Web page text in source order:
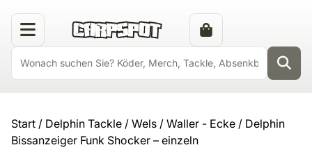
Start / Delphin Tackle / Wels / Waller - Ecke / Delphin
Bissanzeiger Funk Shocker – einzeln